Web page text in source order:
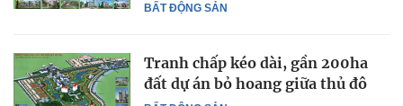
BẤT ĐỘNG SẢN
Tranh chấp kéo dài, gần 200ha
đất dự án bỏ hoang giữa thủ đô